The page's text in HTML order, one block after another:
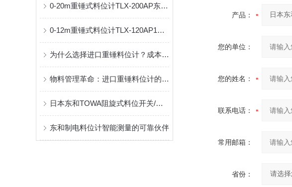
0-20m重锤式料位计TLX-200AP东和制电（产地：日本）
0-12m重锤式料位计TLX-120AP1东和制电（产地：日本）
为什么选择进口重锤料位计？成本与效益分析
物料管理革命：进口重锤料位计的应用解析
日本东和TOWA阻旋式料位开关/物位控制器之优势
东和制电料位计智能测量的可靠伙伴
产品：
您的单位：
您的姓名：
联系电话：
常用邮箱：
省份：